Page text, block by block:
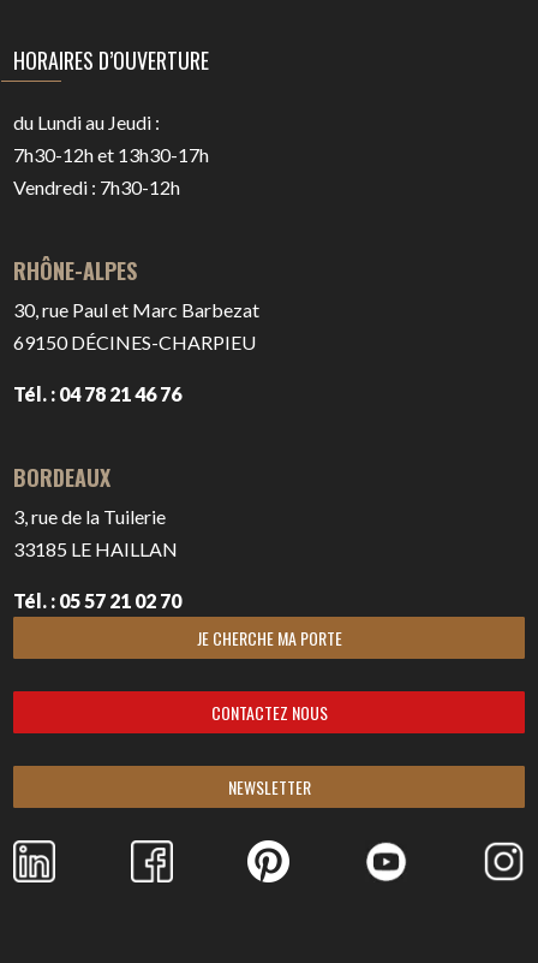
HORAIRES D’OUVERTURE
du Lundi au Jeudi :
7h30-12h et 13h30-17h
Vendredi : 7h30-12h
RHÔNE-ALPES
30, rue Paul et Marc Barbezat
69150DÉCINES-CHARPIEU
Tél. : 04 78 21 46 76
BORDEAUX
3, rue de la Tuilerie
33185 LE HAILLAN
Tél. : 05 57 21 02 70
JE CHERCHE MA PORTE
CONTACTEZ NOUS
NEWSLETTER